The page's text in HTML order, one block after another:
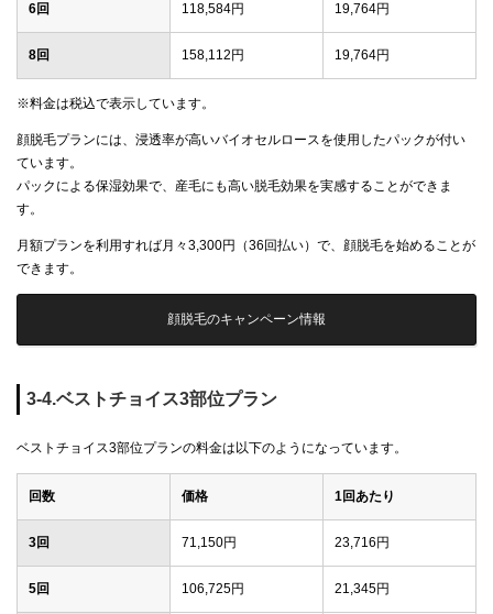
6回 118,584円 19,764円
8回 158,112円 19,764円
※料金は税込で表示しています。
顔脱毛プランには、浸透率が高いバイオセルロースを使用したパックが付い
ています。
パックによる保湿効果で、産毛にも高い脱毛効果を実感することができま
す。
月額プランを利用すれば月々3,300円（36回払い）で、顔脱毛を始めることが
できます。
顔脱毛のキャンペーン情報
3-4.ベストチョイス3部位プラン
ベストチョイス3部位プランの料金は以下のようになっています。
回数 価格 1回あたり
3回 71,150円 23,716円
5回 106,725円 21,345円